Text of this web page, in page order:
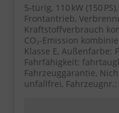
5-türig, 110 kW (150
Frontantrieb,
Kraftstoffverbrauch
CO₂-Emission
Klasse E, Außenfarbe:
Fahrfähigkeit:
Fahrzeuggarantie,
unfallfrei, Fahrzeugnr.: